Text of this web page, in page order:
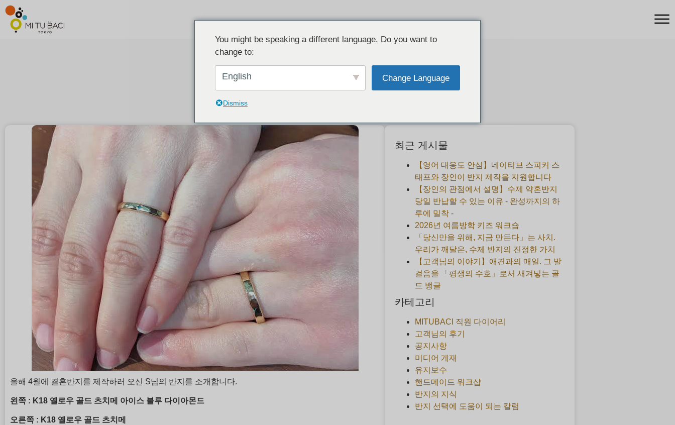
고객의 소리] 옐로우 골드 결혼 반지
올해 4월에 결혼반지를 제작하러 오신 S님의 반지를 소개합니다.
왼쪽 : K18 옐로우 골드 츠치메 아이스 블루 다이아몬드
오른쪽 : K18 옐로우 골드 츠치메
최근 게시물
【영어 대응도 안심】네이티브 스피커 스
태프와 장인이 반지 제작을 지원합니다
【장인의 관점에서 설명】수제 약혼반지
당일 반납할 수 있는 이유 - 완성까지의 하
루에 밀착 -
2026년 여름방학 키즈 워크숍
「당신만을 위해, 지금 만든다」는 사치.
우리가 깨달은, 수제 반지의 진정한 가치
【고객님의 이야기】애견과의 매일. 그 발
걸음을 「평생의 수호」로서 새겨넣는 골
드 뱅글
카테고리
MITUBACI 직원 다이어리
고객님의 후기
공지사항
미디어 게재
유지보수
핸드메이드 워크샵
반지의 지식
반지 선택에 도움이 되는 칼럼
You might be speaking a different language. Do you want to
change to:
English Change Language
Dismiss